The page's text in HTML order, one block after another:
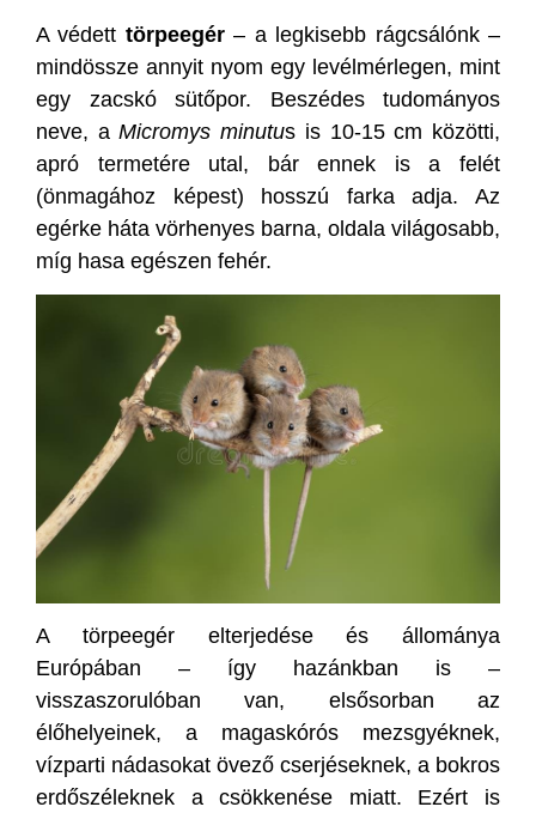
A védett törpeegér– a legkisebb rágcsálónk –
mindössze annyit nyom egy levélmérlegen, mint
egy zacskó sütőpor. Beszédes tudományos
neve, aMicromys minutus is 10-15 cm közötti,
apró termetére utal, bár ennek is a felét
(önmagához képest) hosszú farka adja. Az
egérke háta vörhenyes barna, oldala világosabb,
míg hasa egészen fehér.
A törpeegér elterjedése és állománya
Európában – így hazánkban is –
visszaszorulóban van, elsősorban az
élőhelyeinek, a magaskórós mezsgyéknek,
vízparti nádasokat övező cserjéseknek, a bokros
erdőszéleknek a csökkenése miatt. Ezért is